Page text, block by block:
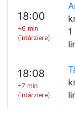
18:00
+6 min
(întârziere)
18:08
+7 min
(întârziere)